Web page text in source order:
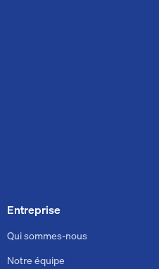
Entreprise
Qui sommes-nous
Notre équipe